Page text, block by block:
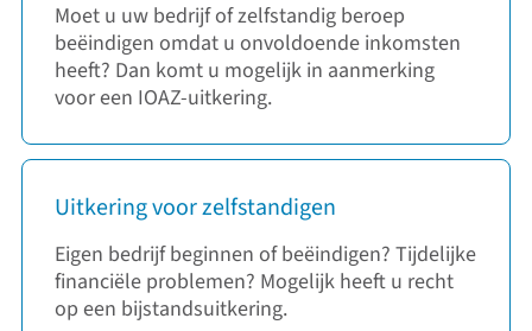
Moet u uw bedrijf of zelfstandig beroep
beëindigen omdat u onvoldoende inkomsten
heeft? Dan komt u mogelijk in aanmerking
voor een IOAZ-uitkering.
Uitkering voor zelfstandigen
Eigen bedrijf beginnen of beëindigen? Tijdelijke
financiële problemen? Mogelijk heeft u recht
op een bijstandsuitkering.